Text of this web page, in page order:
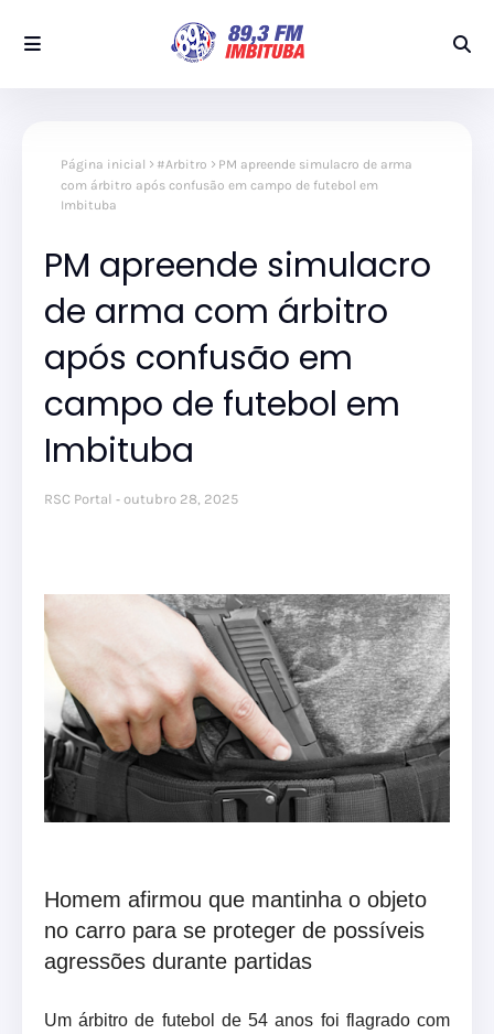
Página inicial #Arbitro
PM apreende simulacro de arma
com árbitro após confusão em campo de futebol em
Imbituba
PM apreende simulacro
de arma com árbitro
após confusão em
campo de futebol em
Imbituba
RSC Portal outubro 28, 2025
Homem afirmou que mantinha o objeto
no carro para se proteger de possíveis
agressões durante partidas
Um árbitro de futebol de 54 anos foi flagrado com